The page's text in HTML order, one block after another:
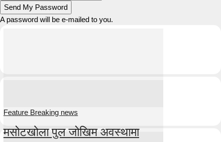
A password will be e-mailed to you.
Feature Breaking news
मसोटखोला पुल जोखिम अवस्थामा